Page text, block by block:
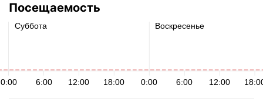
Посещаемость